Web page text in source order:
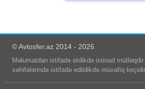
© Avtosfer.az 2014 - 2026
Məlumatdan istifadə etdikdə istinad
səhifələrində istifadə edildikdə müvafiq